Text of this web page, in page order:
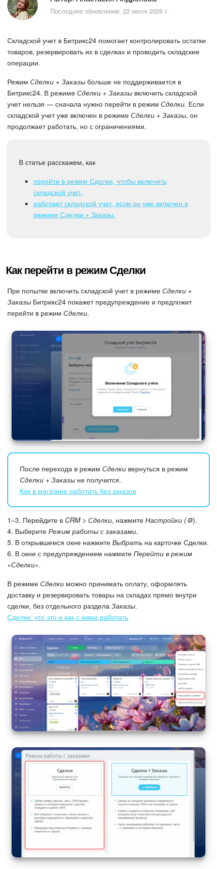
Безопасность в Битрикс24
С чего начать
Вайбкод
Лента Новостей
Мессенджер
Календарь
База знаний
Сайты
Интернет-магазин
Складской учет
CRM
Онлайн-запись
Подпись
Маркетинг
Аналитика
BI Конструктор
Интеграция 1С и Битрикс24
Сотрудники
Бизнес-процессы
Маркетплейс
Контакт-центр
Настройки
Телефония
Филиальная сеть
Приложение Битрикс24
Общие вопросы
Битрикс24 в коробке
Последнее обновление: 22 июля 2026 г.
Складской учет в Битрикс24 помогает контролировать остатки
товаров, резервировать их в сделках и проводить складские
операции.
Режим Сделки + Заказы больше не поддерживается в
Битрикс24. В режиме Сделки + Заказы включить складской
учет нельзя — сначала нужно перейти в режим Сделки. Если
складской учет уже включен в режиме Сделки + Заказы, он
продолжает работать, но с ограничениями.
В статье расскажем, как
перейти в режим Сделки, чтобы включить
складской учет,
работает складской учет, если он уже включен в
режиме Сделки + Заказы.
Как перейти в режим Сделки
При попытке включить складской учет в режиме Сделки +
Заказы Битрикс24 покажет предупреждение и предложит
перейти в режим Сделки.
После перехода в режим Сделки вернуться в режим
Сделки + Заказы не получится.
Как в магазине работать без заказов
1–3. Перейдите в CRM > Сделки, нажмите Настройки (⚙️).
4. Выберите Режим работы с заказами.
5. В открывшемся окне нажмите Выбрать на карточке Сделки.
6. В окне с предупреждением нажмите Перейти в режим
«Сделки».
В режиме Сделки можно принимать оплату, оформлять
доставку и резервировать товары на складах прямо внутри
сделки, без отдельного раздела Заказы.
Сделки: что это и как с ними работать